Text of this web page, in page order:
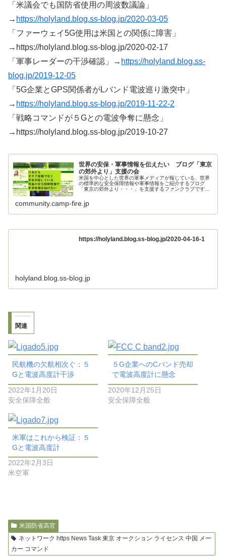
「米議会でも国防省使用の周波数議論」
→ https://holyland.blog.ss-blog.jp/2020-03-05
「ファーウェイ5G使用は米国との関係に障害」
→https://holyland.blog.ss-blog.jp/2020-02-17
「軍事レーダーの干渉確認」→ https://holyland.blog.ss-
blog.jp/2019-12-05
「5G企業とGPS関係者がLバンド電波巡り激突中」
→ https://holyland.blog.ss-blog.jp/2019-11-22-2
「戦略コマンドが５Gとの電波争奪に懸念」
→https://holyland.blog.ss-blog.jp/2019-10-27
世界の安保・軍事情報を伝えたい ブログ「東京
の郊外より」支援の会
米国を中心とした世界の軍事メディアが報じている、世界
の標準的な安全保障情報や軍事情報をご紹介するブログ
「東京の郊外より・・・」を支援するファンクラブです。
community.camp-fire.jp
https://holyland.blog.ss-blog.jp/2020-04-16-1
holyland.blog.ss-blog.jp
関連
民航機の欠航相次ぐ：５
Gと電波高度計干渉
2022年1月20日
安全保障全般
５G企業へのCバンド売却
で電波高度計に懸念
2020年12月25日
安全保障全般
米軍はこれから検証：５
Gと電波高度計
2022年2月3日
米空軍
米国防省高官
ネットワーク https News Task 東京 オークション ライセンス 中国 メー
カー コマンド